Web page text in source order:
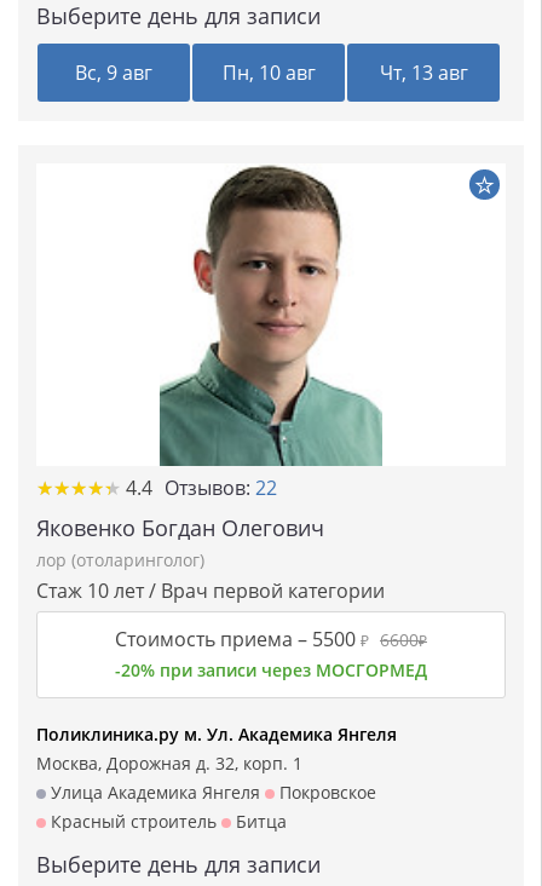
Выберите день для записи
Вс, 9 авг Пн, 10 авг Чт, 13 авг
★★★★★
★★★★★ 4.4 Отзывов: 22
Яковенко Богдан Олегович
лор (отоларинголог)
Стаж 10 лет / Врач первой категории
Стоимость приема – 5500 ₽ 6600₽
-20% при записи через МОСГОРМЕД
Поликлиника.ру м. Ул. Академика Янгеля
Москва, Дорожная д. 32, корп. 1
Улица Академика Янгеля
Покровское
Красный строитель
Битца
Выберите день для записи